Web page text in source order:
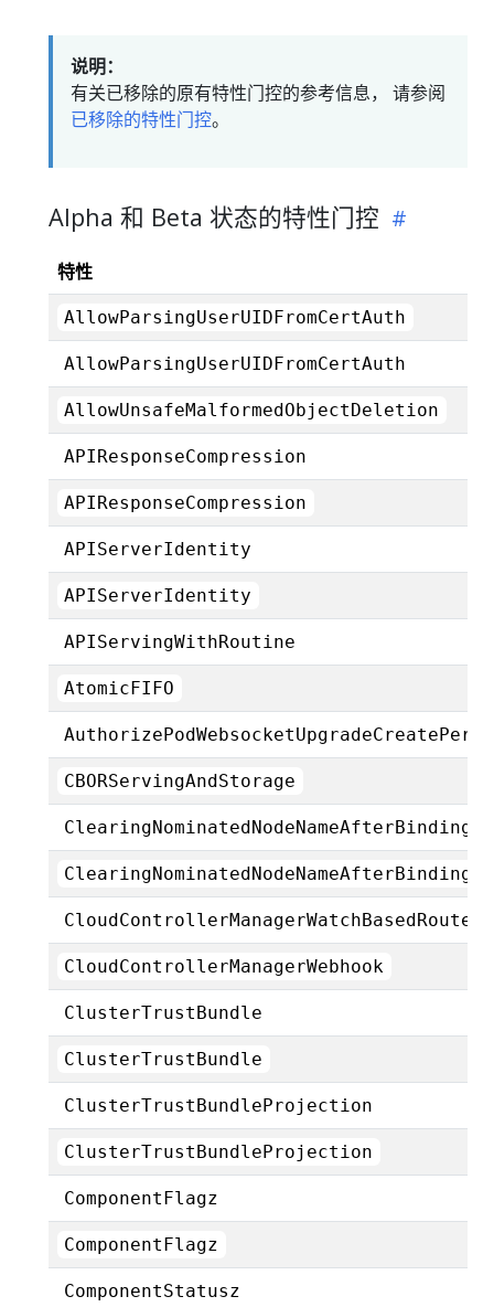
说明：
有关已移除的原有特性门控的参考信息， 请参阅
已移除的特性门控。
Alpha 和 Beta 状态的特性门控
特性
AllowParsingUserUIDFromCertAuth
AllowParsingUserUIDFromCertAuth
AllowUnsafeMalformedObjectDeletion
APIResponseCompression
APIResponseCompression
APIServerIdentity
APIServerIdentity
APIServingWithRoutine
AtomicFIFO
CBORServingAndStorage
ClearingNominatedNodeNameAfterBinding
ClearingNominatedNodeNameAfterBinding
CloudControllerManagerWebhook
ClusterTrustBundle
ClusterTrustBundle
ClusterTrustBundleProjection
ClusterTrustBundleProjection
ComponentFlagz
ComponentFlagz
ComponentStatusz